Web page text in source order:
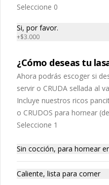
Conócenos
Despacho
Términos y condiciones
Política de privacidad
Instagram
Facebook
Seleccione 0
Si, por favor.
+$3.000
¿Cómo deseas tu
Ahora podrás escoger si
servir o CRUDA sellada al
Incluye nuestros ricos
o CRUDOS para hornear
Seleccione 1
Sin cocción, para hornear
Caliente, lista para comer